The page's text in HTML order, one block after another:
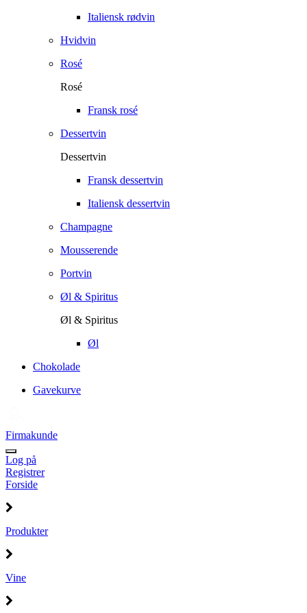
Italiensk rødvin
Hvidvin
Rosé
Rosé
Fransk rosé
Dessertvin
Dessertvin
Fransk dessertvin
Italiensk dessertvin
Champagne
Mousserende
Portvin
Øl & Spiritus
Øl & Spiritus
Øl
Chokolade
Gavekurve
Firmakunde
Log på
Registrer
Forside
Produkter
Vine